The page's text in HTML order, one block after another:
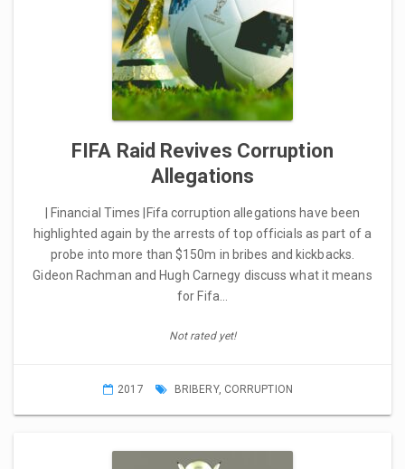
FIFA Raid Revives Corruption
Allegations
| Financial Times |Fifa corruption allegations have been
highlighted again by the arrests of top officials as part of a
probe into more than $150m in bribes and kickbacks.
Gideon Rachman and Hugh Carnegy discuss what it means
for Fifa…
Not rated yet!
2017 BRIBERY, CORRUPTION